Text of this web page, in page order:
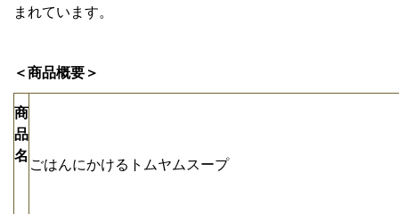
まれています。
＜商品概要＞
商
品
名
ごはんにかけるトムヤムスープ